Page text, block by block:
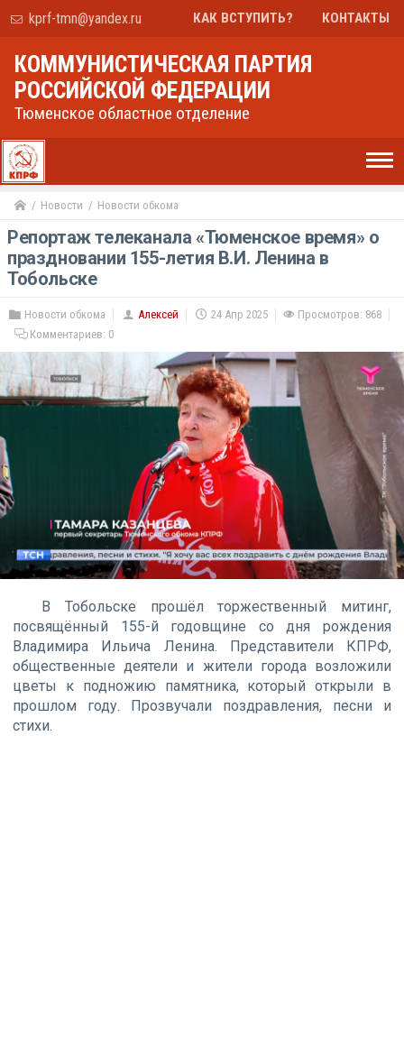
kprf-tmn@yandex.ru КАК ВСТУПИТЬ? КОНТАКТЫ
КОММУНИСТИЧЕСКАЯ ПАРТИЯ
РОССИЙСКОЙ ФЕДЕРАЦИИ
Тюменское областное отделение
Новости Новости обкома
Репортаж телеканала «Тюменское время» о
праздновании 155-летия В.И. Ленина в
Тобольске
Новости обкома Алексей 24 Апр 2025
Просмотров: 868
Комментариев: 0
В Тобольске прошёл торжественный митинг,
посвящённый 155-й годовщине со дня рождения
Владимира Ильича Ленина. Представители КПРФ,
общественные деятели и жители города возложили
цветы к подножию памятника, который открыли в
прошлом году. Прозвучали поздравления, песни и
стихи.